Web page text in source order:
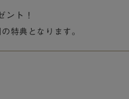
ント！
特典となります。